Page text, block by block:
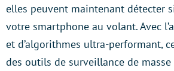
elles peuvent maintenant détecter
votre smartphone au volant. Avec
et d’algorithmes ultra-performant,
des outils de surveillance de masse